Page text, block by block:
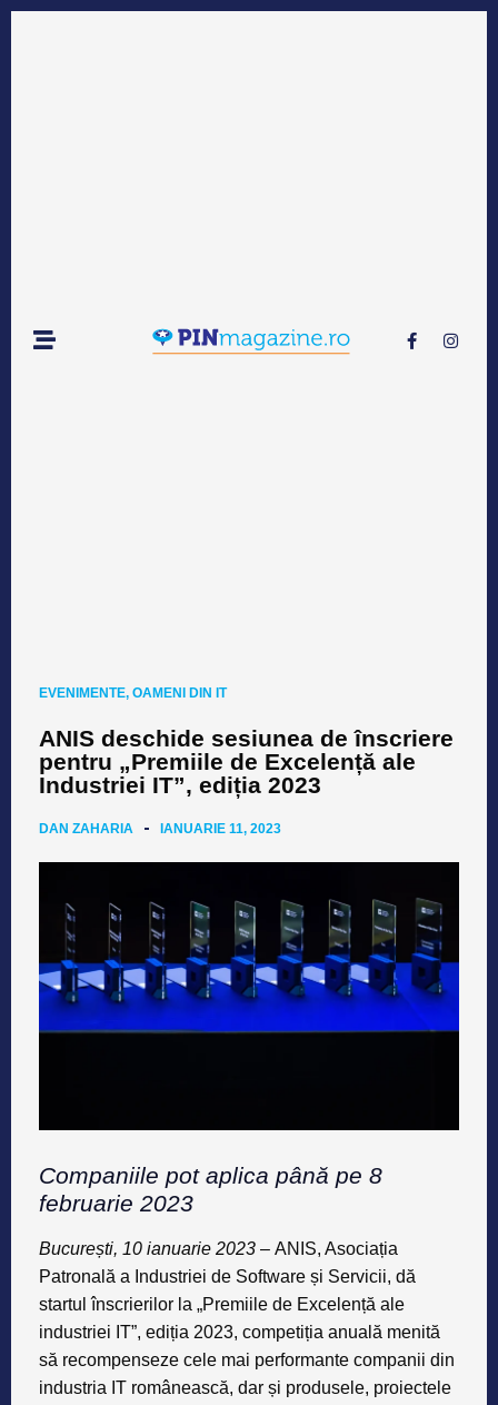
EVENIMENTE, OAMENI DIN IT
ANIS deschide sesiunea de înscriere
pentru „Premiile de Excelență ale
Industriei IT”, ediția 2023
DAN ZAHARIA IANUARIE 11, 2023
Companiile pot aplica până pe 8
februarie 2023
București, 10 ianuarie 2023 – ANIS, Asociația
Patronală a Industriei de Software și Servicii, dă
startul înscrierilor la „Premiile de Excelență ale
industriei IT”, ediția 2023, competiția anuală menită
să recompenseze cele mai performante companii din
industria IT românească, dar și produsele, proiectele